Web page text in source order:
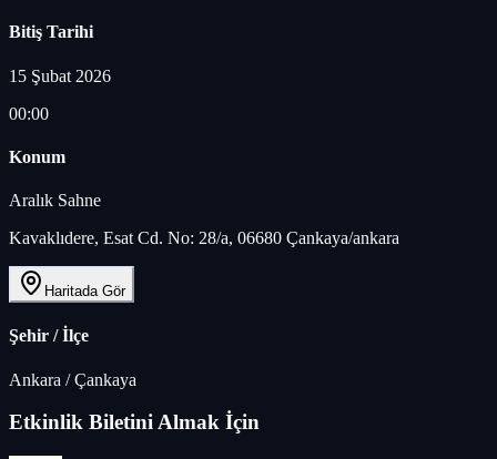
Bitiş Tarihi
15 Şubat 2026
00:00
Konum
Aralık Sahne
Kavaklıdere, Esat Cd. No: 28/a, 06680 Çankaya/ankara
Haritada Gör
Şehir / İlçe
Ankara /Çankaya
Etkinlik Biletini Almak İçin